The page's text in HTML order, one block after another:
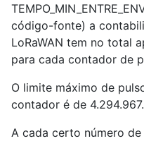
código-fonte) a
LoRaWAN tem no total
para cada contador de
O limite máximo de
contador é de
A cada certo número